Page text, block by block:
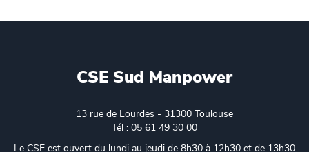
CSE Sud Manpower
13 rue de Lourdes - 31300 Toulouse
Tél : 05 61 49 30 00
Le CSE est ouvert du lundi au jeudi de 8h30 à 12h30 et de 13h30